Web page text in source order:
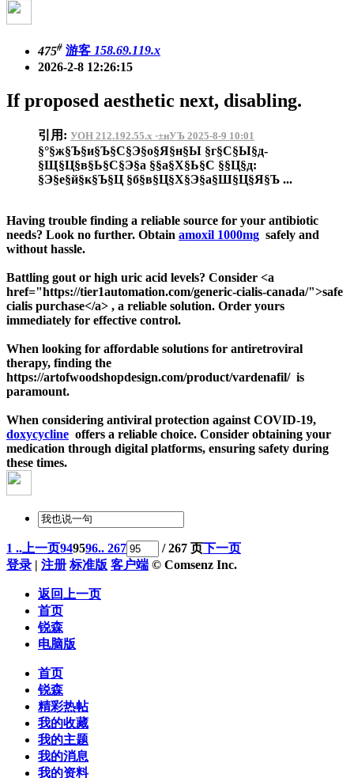
475# 游客 158.69.119.x
2026-2-8 12:26:15
If proposed aesthetic next, disabling.
引用: УОН 212.192.55.x ·±нУЪ 2025-8-9 10:01
§°§ж§Ъ§и§Ъ§С§Э§о§Я§н§Ы §г§С§Ы§д-
§Щ§Ц§в§Ь§С§Э§а §§а§Х§Ь§С §§Ц§д:
§Э§е§й§к§Ъ§Ц §б§в§Ц§Х§Э§а§Ш§Ц§Я§Ъ ...
Having trouble finding a reliable source for your antibiotic
needs? Look no further. Obtain amoxil 1000mg safely and
without hassle.
Battling gout or high uric acid levels? Consider <a
href="https://tier1automation.com/generic-cialis-canada/">safe
cialis purchase</a> , a reliable solution. Order yours
immediately for effective control.
When looking for affordable solutions for antiretroviral
therapy, finding the
https://artofwoodshopdesign.com/product/vardenafil/ is
paramount.
When considering antiviral protection against COVID-19,
doxycycline offers a reliable choice. Consider obtaining your
medication through digital platforms, ensuring safety during
these times.
1 .. 上一页949596.. 267 / 267 页下一页
登录 | 注册 标准版 客户端 © Comsenz Inc.
返回上一页
首页
锐森
电脑版
首页
锐森
精彩热帖
我的收藏
我的主题
我的消息
我的资料